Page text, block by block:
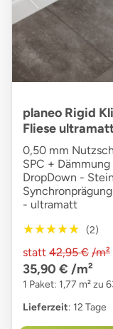
planeo Rigid
Fliese
0,50 mm
SPC +
DropDown -
- ultramatt
★★★★★
★★★★★ (2)
statt 42,95 € /m²
35,90 € /m²
1 Paket: 1,77 m² zu
Lieferzeit: 12 Tage